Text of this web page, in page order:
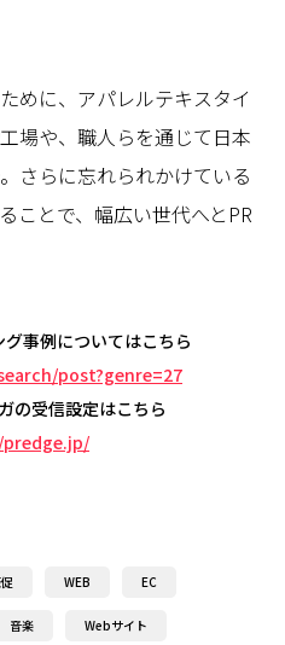
めに、アパレルテキスタイ
場や、職人らを通じて日本
さらに忘れられかけている
ことで、幅広い世代へとPR
事例についてはこちら
post?genre=27
の受信設定はこちら
WEB EC
音楽 Webサイト